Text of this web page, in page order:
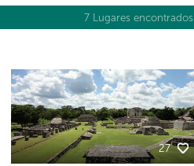
7 Lugares encontrados
27